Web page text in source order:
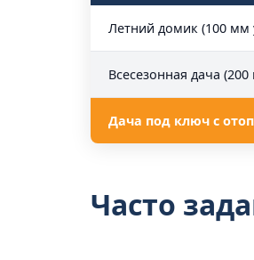
Летний домик (100 мм
Всесезонная дача
Дача под ключ с
Часто